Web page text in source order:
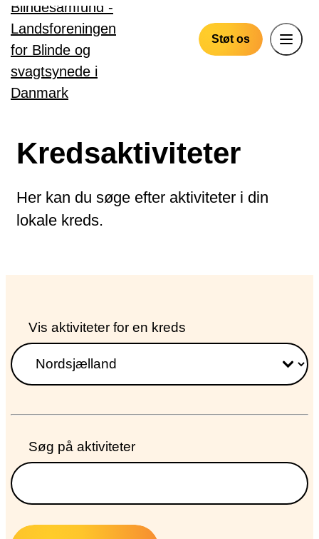
Gå til hovedindhold
Støt os
Kredsaktiviteter
Her kan du søge efter aktiviteter i din
lokale kreds.
Søg
dokumenter
fra
Vis aktiviteter for en kreds
Søg på aktiviteter